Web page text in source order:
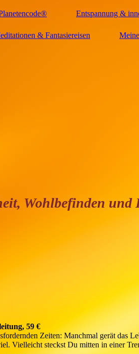
Entspannung &
& Fantasiereisen
und
59 €
Zeiten: Manchmal gerät das
Vielleicht steckst Du mitten in einer